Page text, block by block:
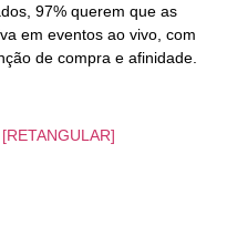
97% querem que as
em eventos ao vivo, com
de compra e afinidade.